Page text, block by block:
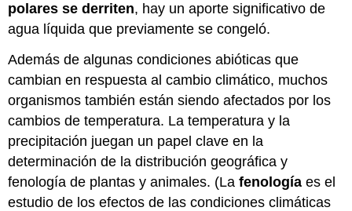
polares se derriten, hay un aporte significativo de
agua líquida que previamente se congeló.
Además de algunas condiciones abióticas que
cambian en respuesta al cambio climático, muchos
organismos también están siendo afectados por los
cambios de temperatura. La temperatura y la
precipitación juegan un papel clave en la
determinación de la distribución geográfica y
fenología de plantas y animales. (Lafenología es el
estudio de los efectos de las condiciones climáticas